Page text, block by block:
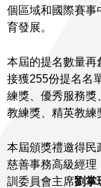
個區域和國際賽事
育發展。
本屆的提名數量再
接獲255份提名名
練獎、優秀服務獎
教練獎、精英教練
本屆頒獎禮邀得民
慈善事務高級經理
訓委員會主席劉掌